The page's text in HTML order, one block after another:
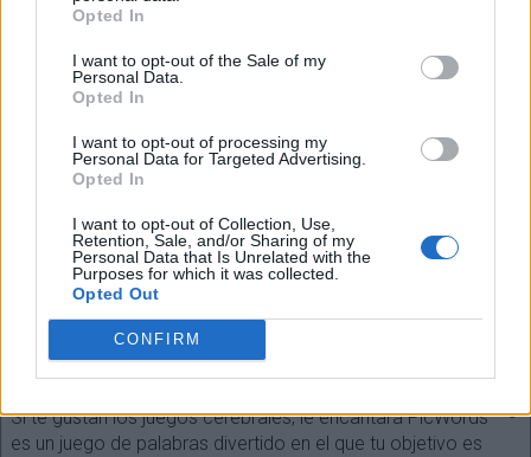
Opted In
I want to opt-out of the Sale of my
Personal Data.
Opted In
I want to opt-out of processing my
Personal Data for Targeted Advertising.
Opted In
I want to opt-out of Collection, Use,
Retention, Sale, and/or Sharing of my
Personal Data that Is Unrelated with the
Purposes for which it was collected.
Opted Out
CONFIRM
Espalda
(90votos, media: fuera de 5
Seleccione cada longitud de palabra:
¡Buscar!
SOBRE EL JUEGO
Si te gustan los juegos cerebrales, le encantará PicWords ™ -
es un juego de palabras divertido en el que tu objetivo es